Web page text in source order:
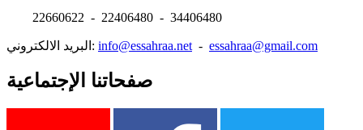
22660622 - 22406480 - 34406480
البريد الالكتروني: info@essahraa.net - essahraa@gmail.com
صفحاتنا الإجتماعية